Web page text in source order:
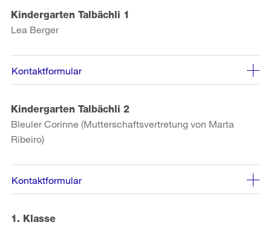
Kindergarten Talbächli 1
Lea Berger
Kontaktformular
Kindergarten Talbächli 2
Bleuler Corinne (Mutterschaftsvertretung von Marta
Ribeiro)
Kontaktformular
1. Klasse